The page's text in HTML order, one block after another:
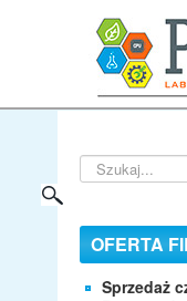
Szukaj...
OFERTA
Sprzedaż